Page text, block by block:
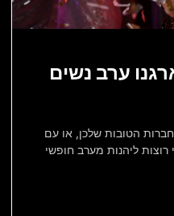
ערב נשים
הטובות שלכן, או עם
ליהנות מערב חופשי